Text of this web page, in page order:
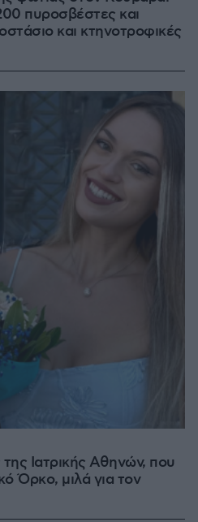
πυροσβέστες και
και κτηνοτροφικές
Ιατρικής Αθηνών, που
Όρκο, μιλά για τον